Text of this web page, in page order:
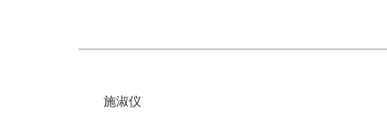
施淑仪